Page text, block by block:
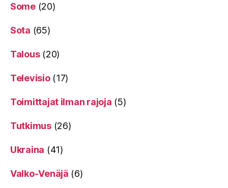
Some(20)
Sota (65)
Talous(20)
Televisio(17)
Toimittajat ilman rajoja (5)
Tutkimus(26)
Ukraina (41)
Valko-Venäjä (6)